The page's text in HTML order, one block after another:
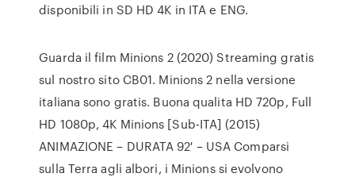
disponibili in SD HD 4K in ITA e ENG.
Guarda il film Minions 2 (2020) Streaming gratis
sul nostro sito CB01. Minions 2 nella versione
italiana sono gratis. Buona qualita HD 720p, Full
HD 1080p, 4K Minions [Sub-ITA] (2015)
ANIMAZIONE – DURATA 92′ – USA Comparsi
sulla Terra agli albori, i Minions si evolvono